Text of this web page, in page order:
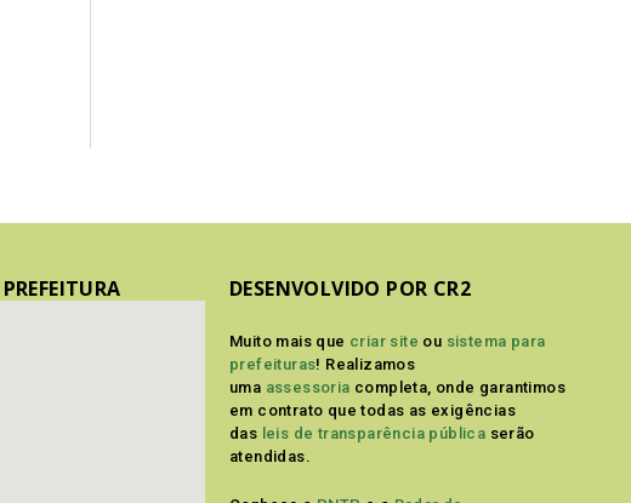
DESENVOLVIDO POR CR2
Muito mais que criar site ou sistema para
prefeituras! Realizamos
uma assessoria completa, onde garantimos
em contrato que todas as exigências
das leis de transparência pública serão
atendidas.